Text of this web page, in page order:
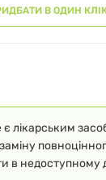
В ОДИН
лікарським
в недоступному